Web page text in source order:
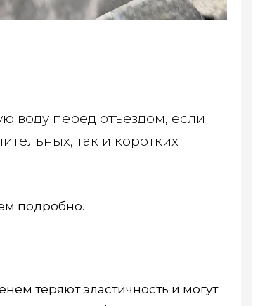
воду перед отъездом, если
так и коротких
подробно.
теряют эластичность и могут